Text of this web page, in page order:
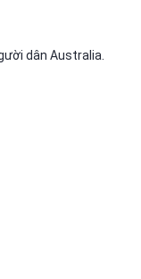
dân Australia.